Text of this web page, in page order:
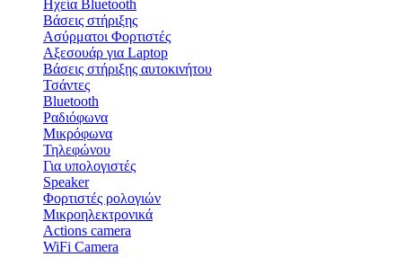
Ηχεία Bluetooth
Βάσεις στήριξης
Ασύρματοι Φορτιστές
Αξεσουάρ για Laptop
Βάσεις στήριξης αυτοκινήτου
Τσάντες
Bluetooth
Ραδιόφωνα
Μικρόφωνα
Τηλεφώνου
Για υπολογιστές
Speaker
Φορτιστές ρολογιών
Μικροηλεκτρονικά
Actions camera
WiFi Camera